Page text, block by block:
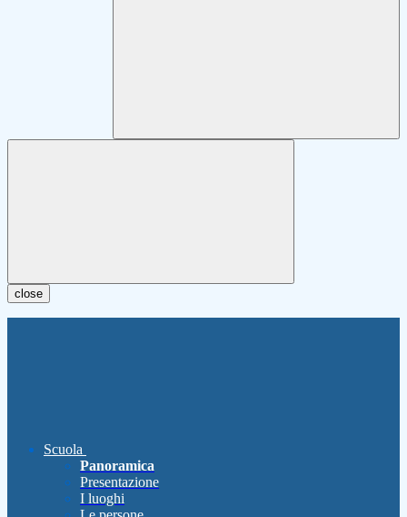
close
Scuola
Panoramica
Presentazione
I luoghi